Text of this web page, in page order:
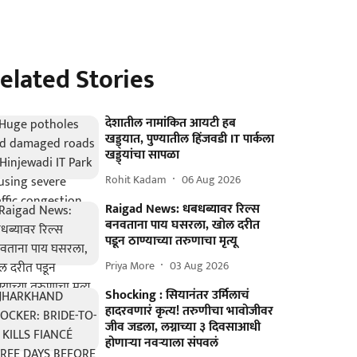
Stories
देशातील नामांकित आयटी हब
खड्ड्यात, पुण्यातील हिंजवडी IT पार्कला
खड्ड्यांचा सापळा
Rohit Kadam 06 Aug 2026
Raigad News: धबधब्यावर रिल्स
बनवताना पाय घसरला, खोल दरीत
पडून ठाण्याच्या तरुणाचा मृत्यू
Priya More 03 Aug 2026
Shocking : सियानंतर उर्मिलाचं
हादरवणारं कृत्य! तरुणीचा भावोजीवर
जीव जडला, लग्नाच्या ३ दिवसाआधी
होणाऱ्या नवऱ्याला संपवलं